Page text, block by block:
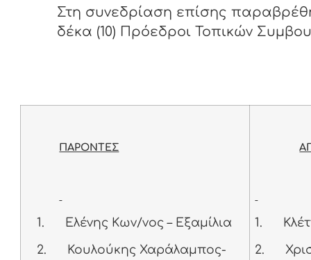
Στη συνεδρίαση επίσης
δέκα (10) Πρόεδροι Τοπικών
ΠΑΡΟΝΤΕΣ
1. Ελένης Κων/νος – Εξαμίλια
2.
Κουλούκης Χαράλαμπος-
1.
2.